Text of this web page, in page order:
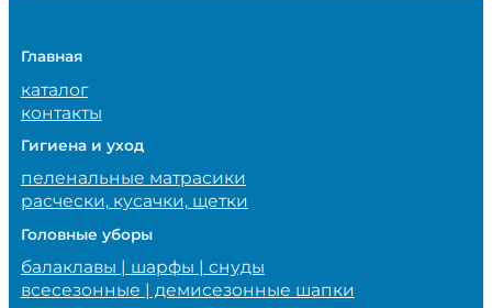
Главная
каталог
контакты
Гигиена и уход
пеленальные матрасики
расчески, кусачки, щетки
Головные уборы
балаклавы | шарфы | снуды
всесезонные | демисезонные шапки